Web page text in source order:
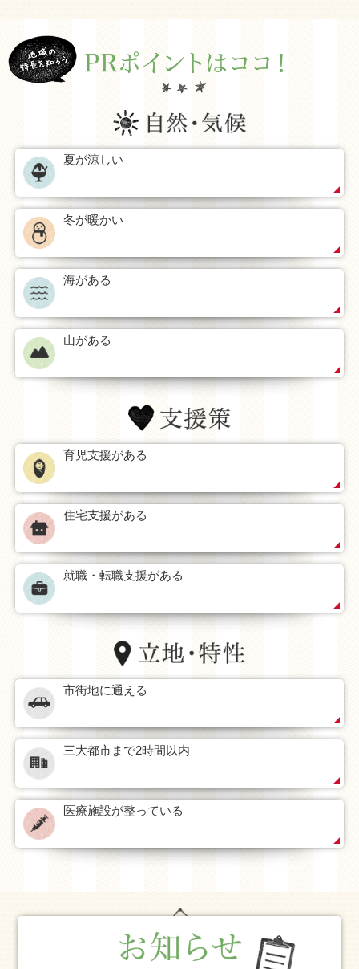
線といった交通軸が集中する地域となっており、さらに
は、この地域を起点とする中国横断自動車道姫路鳥取線も
整備が進められており、交通機能を介した広域的なつなが
りと広がりを有する地域です。
さらに、播磨科学公園都市では世界最高性能の大型放射光
施設SPring-8とX線自由電子レーザー施設SACLA、兵庫県立
大学など学術研究機関が集積しています。保健・福祉・医
療や教育の分野でも粒子線医療センター、西はりま特別支
援学校や西播磨総合リハビリテーションセンターなどがあ
り、豊かな自然環境のなかで、21世紀の科学技術の発展を
支える学術研究機能と優れた先端技術産業を中心に、快適
な居住環境を備えた国際的な科学公園都市を目指して整備
が進められています。ぜひたつの市へ定住ください。
夏が涼しい
冬が暖かい
海がある
山がある
育児支援がある
住宅支援がある
就職・転職支援がある
市街地に通える
三大都市まで2時間以内
医療施設が整っている